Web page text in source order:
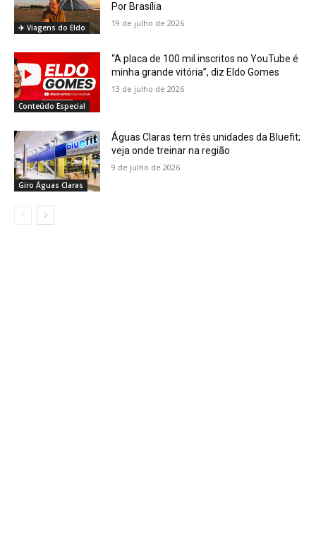
✈️ Viagens do Eldo
Por Brasília
19 de julho de 2026
Conteúdo Especial
“A placa de 100 mil inscritos no YouTube é
minha grande vitória”, diz Eldo Gomes
13 de julho de 2026
Giro Águas Claras
Águas Claras tem três unidades da Bluefit;
veja onde treinar na região
9 de julho de 2026